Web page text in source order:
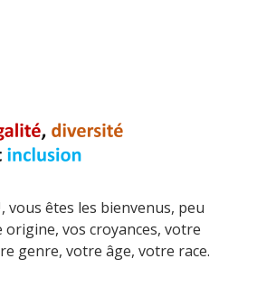
vous êtes les bienvenus, peu
vos croyances, votre
genre, votre âge, votre race.